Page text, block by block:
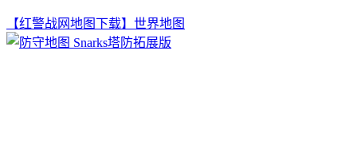
【红警战网地图下载】世界地图